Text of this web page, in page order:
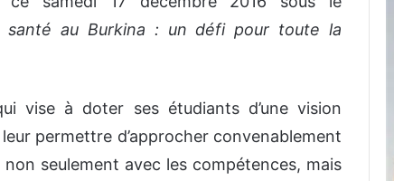
santé au Burkina : un défi pour toute la
vise à doter ses étudiants d’une vision
permettre d’approcher convenablement
seulement avec les compétences, mais